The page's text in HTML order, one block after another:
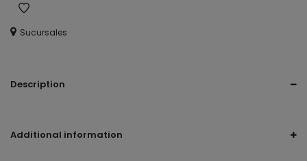
Sucursales
Description
Additional information